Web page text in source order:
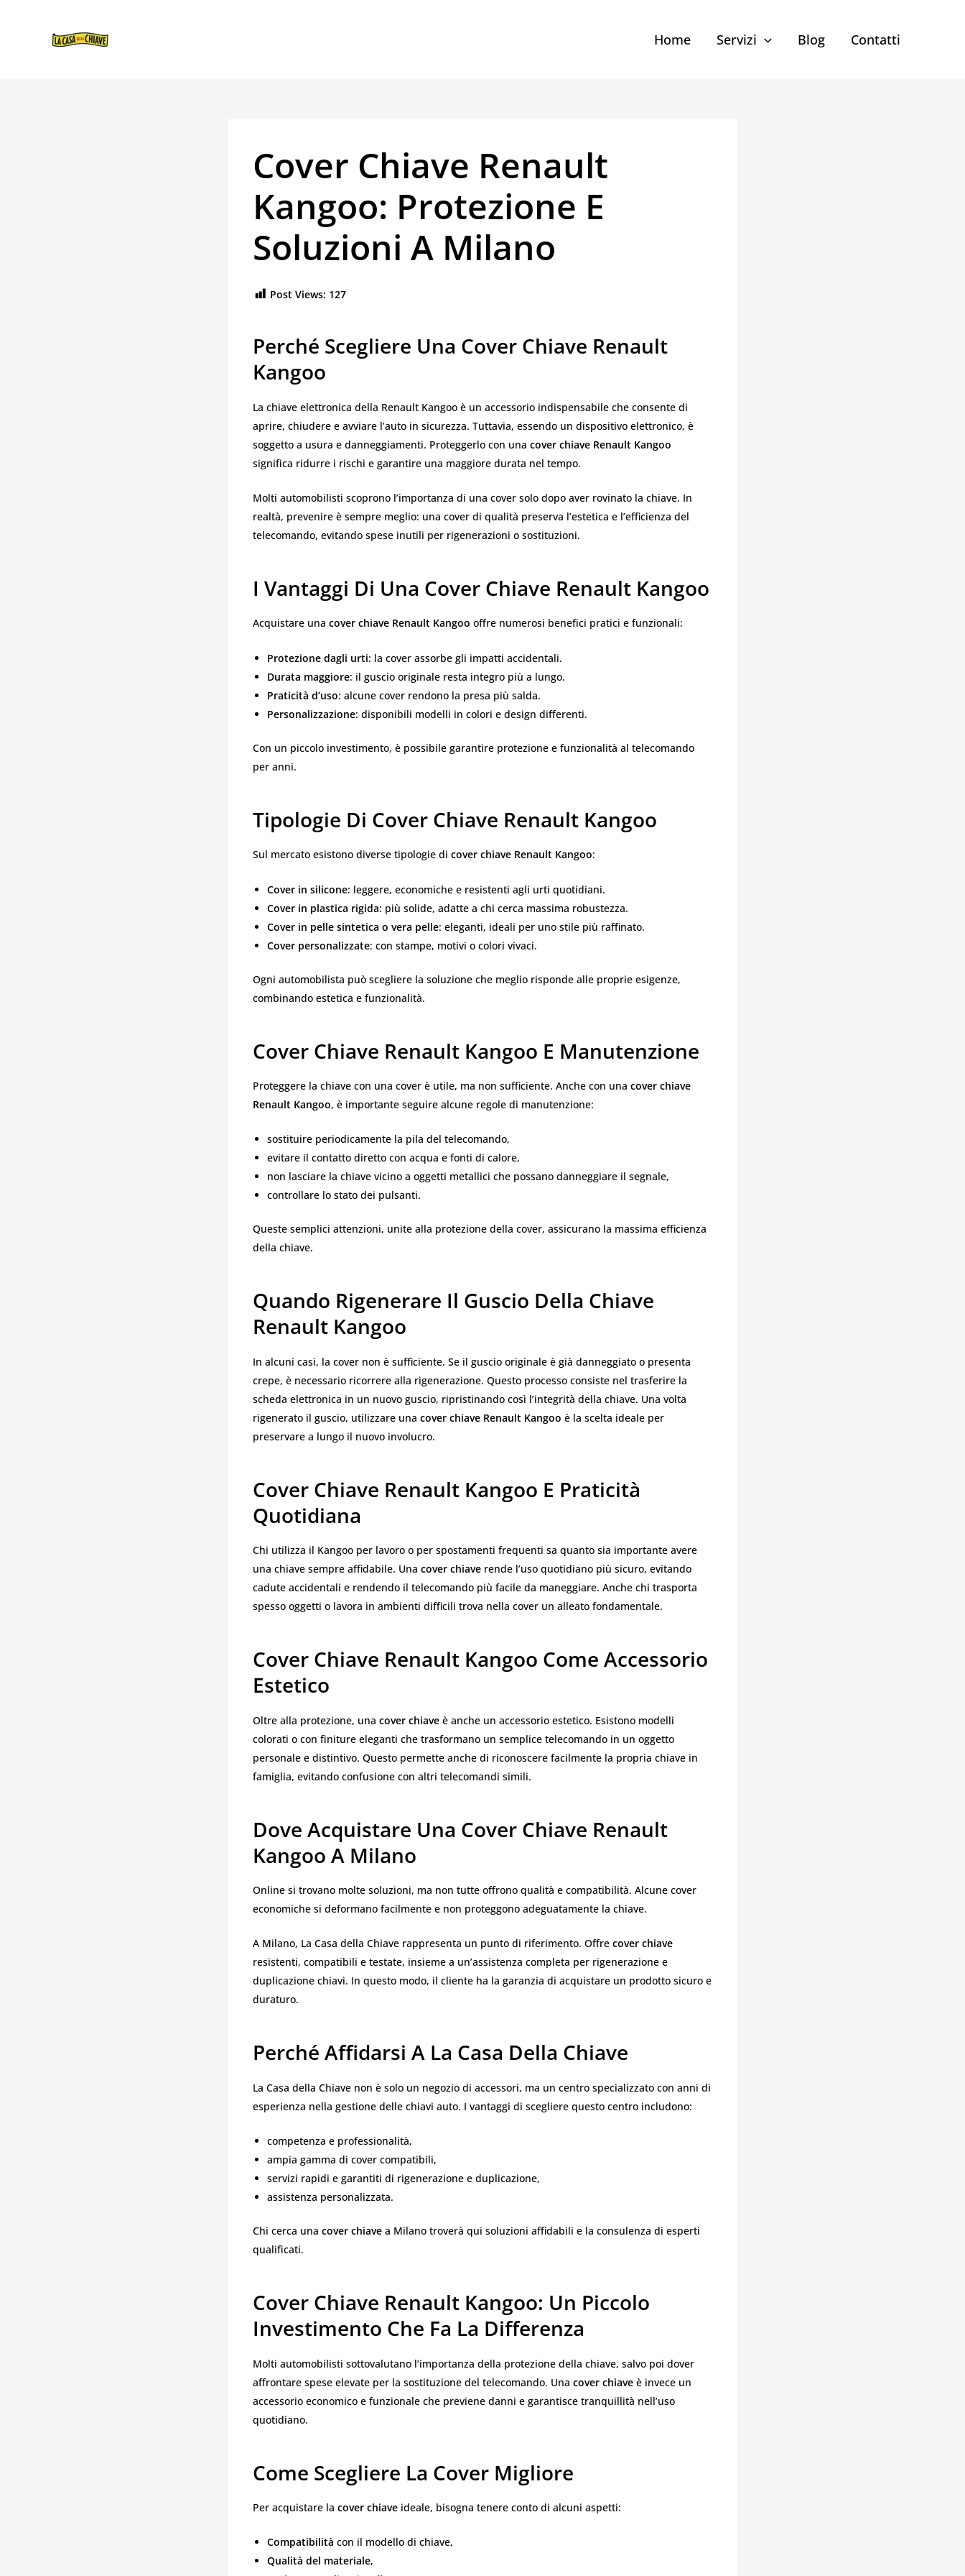
CONTENUTO
Home Servizi Blog Contatti
Cover Chiave Renault
Kangoo: Protezione E
Soluzioni A Milano
Post Views: 127
Perché Scegliere Una Cover Chiave Renault
Kangoo
La chiave elettronica della Renault Kangoo è un accessorio indispensabile che consente di
aprire, chiudere e avviare l’auto in sicurezza. Tuttavia, essendo un dispositivo elettronico, è
soggetto a usura e danneggiamenti. Proteggerlo con una cover chiave Renault Kangoo
significa ridurre i rischi e garantire una maggiore durata nel tempo.
Molti automobilisti scoprono l’importanza di una cover solo dopo aver rovinato la chiave. In
realtà, prevenire è sempre meglio: una cover di qualità preserva l’estetica e l’efficienza del
telecomando, evitando spese inutili per rigenerazioni o sostituzioni.
I Vantaggi Di Una Cover Chiave Renault Kangoo
Acquistare una cover chiave Renault Kangoo offre numerosi benefici pratici e funzionali:
Protezione dagli urti: la cover assorbe gli impatti accidentali.
Durata maggiore: il guscio originale resta integro più a lungo.
Praticità d’uso: alcune cover rendono la presa più salda.
Personalizzazione: disponibili modelli in colori e design differenti.
Con un piccolo investimento, è possibile garantire protezione e funzionalità al telecomando
per anni.
Tipologie Di Cover Chiave Renault Kangoo
Sul mercato esistono diverse tipologie di cover chiave Renault Kangoo:
Cover in silicone: leggere, economiche e resistenti agli urti quotidiani.
Cover in plastica rigida: più solide, adatte a chi cerca massima robustezza.
Cover in pelle sintetica o vera pelle: eleganti, ideali per uno stile più raffinato.
Cover personalizzate: con stampe, motivi o colori vivaci.
Ogni automobilista può scegliere la soluzione che meglio risponde alle proprie esigenze,
combinando estetica e funzionalità.
Cover Chiave Renault Kangoo E Manutenzione
Proteggere la chiave con una cover è utile, ma non sufficiente. Anche con una cover chiave
Renault Kangoo, è importante seguire alcune regole di manutenzione:
sostituire periodicamente la pila del telecomando,
evitare il contatto diretto con acqua e fonti di calore,
non lasciare la chiave vicino a oggetti metallici che possano danneggiare il segnale,
controllare lo stato dei pulsanti.
Queste semplici attenzioni, unite alla protezione della cover, assicurano la massima efficienza
della chiave.
Quando Rigenerare Il Guscio Della Chiave
Renault Kangoo
In alcuni casi, la cover non è sufficiente. Se il guscio originale è già danneggiato o presenta
crepe, è necessario ricorrere alla rigenerazione. Questo processo consiste nel trasferire la
scheda elettronica in un nuovo guscio, ripristinando così l’integrità della chiave. Una volta
rigenerato il guscio, utilizzare una cover chiave Renault Kangoo è la scelta ideale per
preservare a lungo il nuovo involucro.
Cover Chiave Renault Kangoo E Praticità
Quotidiana
Chi utilizza il Kangoo per lavoro o per spostamenti frequenti sa quanto sia importante avere
una chiave sempre affidabile. Una cover chiave rende l’uso quotidiano più sicuro, evitando
cadute accidentali e rendendo il telecomando più facile da maneggiare. Anche chi trasporta
spesso oggetti o lavora in ambienti difficili trova nella cover un alleato fondamentale.
Cover Chiave Renault Kangoo Come Accessorio
Estetico
Oltre alla protezione, una cover chiave è anche un accessorio estetico. Esistono modelli
colorati o con finiture eleganti che trasformano un semplice telecomando in un oggetto
personale e distintivo. Questo permette anche di riconoscere facilmente la propria chiave in
famiglia, evitando confusione con altri telecomandi simili.
Dove Acquistare Una Cover Chiave Renault
Kangoo A Milano
Online si trovano molte soluzioni, ma non tutte offrono qualità e compatibilità. Alcune cover
economiche si deformano facilmente e non proteggono adeguatamente la chiave.
A Milano, La Casa della Chiave rappresenta un punto di riferimento. Offre cover chiave
resistenti, compatibili e testate, insieme a un’assistenza completa per rigenerazione e
duplicazione chiavi. In questo modo, il cliente ha la garanzia di acquistare un prodotto sicuro e
duraturo.
Perché Affidarsi A La Casa Della Chiave
La Casa della Chiave non è solo un negozio di accessori, ma un centro specializzato con anni di
esperienza nella gestione delle chiavi auto. I vantaggi di scegliere questo centro includono:
competenza e professionalità,
ampia gamma di cover compatibili,
servizi rapidi e garantiti di rigenerazione e duplicazione,
assistenza personalizzata.
Chi cerca una cover chiave a Milano troverà qui soluzioni affidabili e la consulenza di esperti
qualificati.
Cover Chiave Renault Kangoo: Un Piccolo
Investimento Che Fa La Differenza
Molti automobilisti sottovalutano l’importanza della protezione della chiave, salvo poi dover
affrontare spese elevate per la sostituzione del telecomando. Una cover chiave è invece un
accessorio economico e funzionale che previene danni e garantisce tranquillità nell’uso
quotidiano.
Come Scegliere La Cover Migliore
Per acquistare la cover chiave ideale, bisogna tenere conto di alcuni aspetti:
Compatibilità con il modello di chiave,
Qualità del materiale,